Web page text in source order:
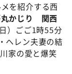
を紹介する西
丸かじり 関西
）ごご1時55分
ヘレン夫妻の結
家の愛と爆笑